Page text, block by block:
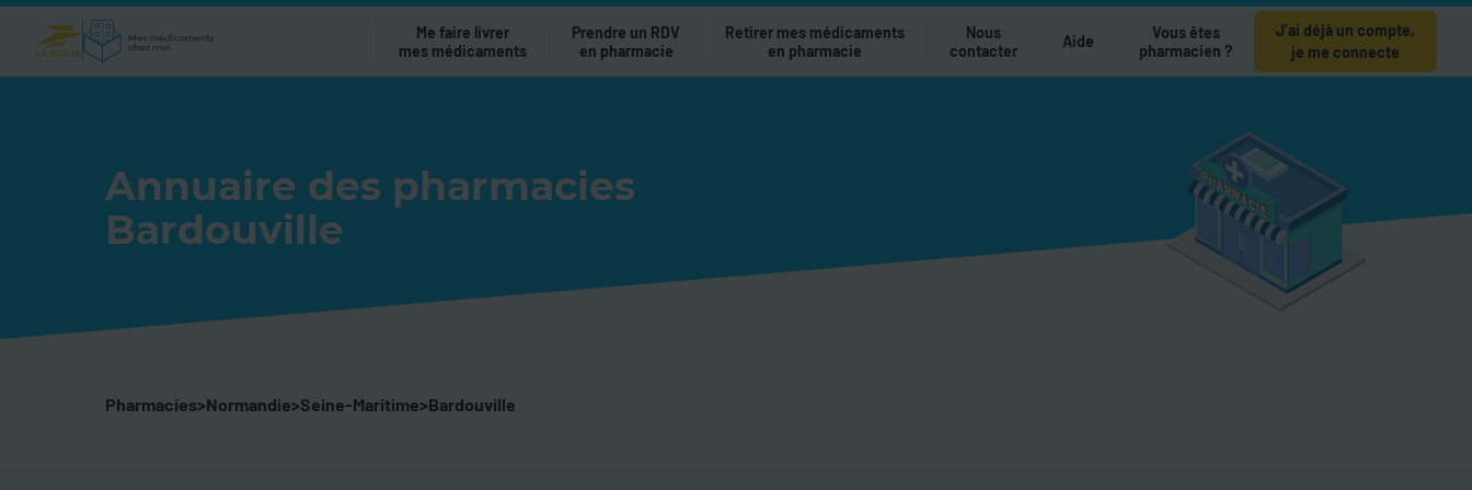
Me faire livrer
mes médicaments
Prendre un RDV
en pharmacie
Retirer mes médicaments
en pharmacie
Nous
contacter
Aide
Vous êtes
pharmacien ?
J’ai déjà un compte,
je me connecte
Annuaire des pharmacies
Bardouville
Pharmacies>Normandie>Seine-Maritime>Bardouville